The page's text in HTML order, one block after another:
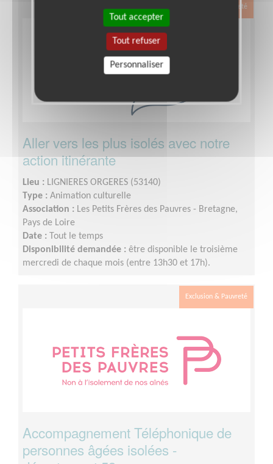
Exclusion & Pauvreté
Aller vers les plus isolés avec notre
action itinérante
Lieu : LIGNIERES ORGERES (53140)
Type : Animation culturelle
Association : Les Petits Frères des Pauvres - Bretagne,
Pays de Loire
Date : Tout le temps
Disponibilité demandée : être disponible le troisième
mercredi de chaque mois (entre 13h30 et 17h).
Exclusion & Pauvreté
Accompagnement Téléphonique de
personnes âgées isolées -
Tout accepter
Tout refuser
Personnaliser